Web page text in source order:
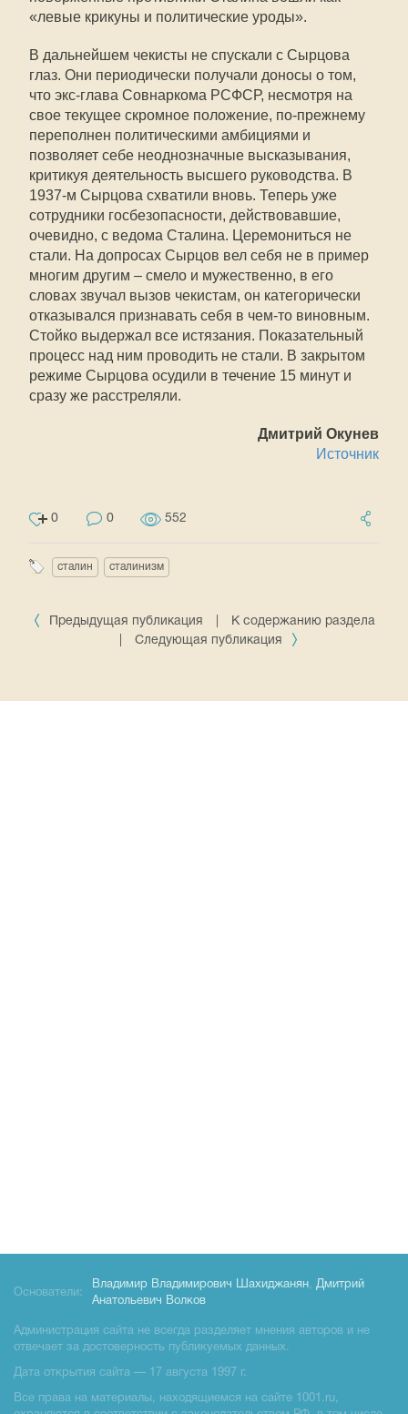
«левые крикуны и политические уроды».
В дальнейшем чекисты не спускали с Сырцова
глаз. Они периодически получали доносы о том,
что экс-глава Совнаркома РСФСР, несмотря на
свое текущее скромное положение, по-прежнему
переполнен политическими амбициями и
позволяет себе неоднозначные высказывания,
критикуя деятельность высшего руководства. В
1937-м Сырцова схватили вновь. Теперь уже
сотрудники госбезопасности, действовавшие,
очевидно, с ведома Сталина. Церемониться не
стали. На допросах Сырцов вел себя не в пример
многим другим – смело и мужественно, в его
словах звучал вызов чекистам, он категорически
отказывался признавать себя в чем-то виновным.
Стойко выдержал все истязания. Показательный
процесс над ним проводить не стали. В закрытом
режиме Сырцова осудили в течение 15 минут и
сразу же расстреляли.
Дмитрий Окунев
Источник
0 0 552
сталин сталинизм
Предыдущая публикация
К содержанию раздела
Следующая публикация
Основатели:
Владимир Владимирович Шахиджанян, Дмитрий
Анатольевич Волков
Администрация сайта не всегда разделяет мнения авторов и не
отвечает за достоверность публикуемых данных.
Дата открытия сайта — 17 августа 1997 г.
Все права на материалы, находящиемся на сайте 1001.ru,